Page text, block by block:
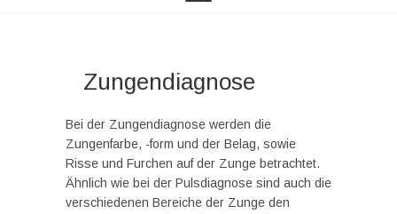
Zungendiagnose
Bei der Zungendiagnose werden die
Zungenfarbe, -form und der Belag, sowie
Risse und Furchen auf der Zunge betrachtet.
Ähnlich wie bei der Pulsdiagnose sind auch die
verschiedenen Bereiche der Zunge den